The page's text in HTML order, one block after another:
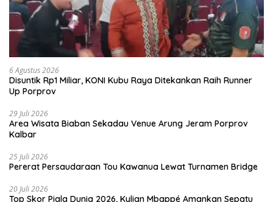
6 Agustus 2026
Disuntik Rp1 Miliar, KONI Kubu Raya Ditekankan Raih Runner
Up Porprov
29 Juli 2026
Area Wisata Biaban Sekadau Venue Arung Jeram Porprov
Kalbar
25 Juli 2026
Pererat Persaudaraan Tou Kawanua Lewat Turnamen Bridge
20 Juli 2026
Top Skor Piala Dunia 2026, Kylian Mbappé Amankan Sepatu